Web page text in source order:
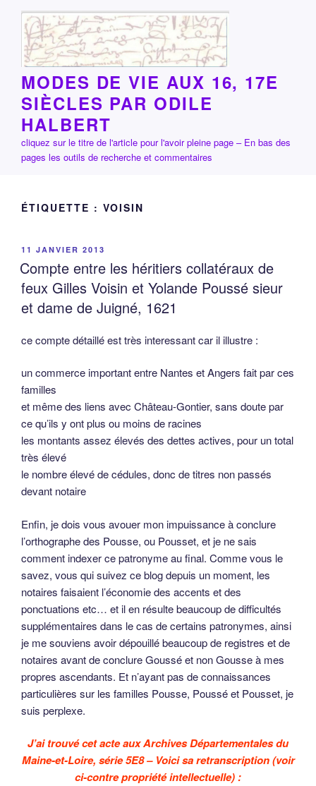
contenu
principal
MODES DE VIE AUX 16, 17E
SIÈCLES PAR ODILE
HALBERT
cliquez sur le titre de l'article pour l'avoir pleine page – En bas des
pages les outils de recherche et commentaires
ÉTIQUETTE : VOISIN
PUBLIÉ
LE
11 JANVIER 2013
Compte entre les héritiers collatéraux de
feux Gilles Voisin et Yolande Poussé sieur
et dame de Juigné, 1621
ce compte détaillé est très interessant car il illustre :
un commerce important entre Nantes et Angers fait par ces
familles
et même des liens avec Château-Gontier, sans doute par
ce qu’ils y ont plus ou moins de racines
les montants assez élevés des dettes actives, pour un total
très élevé
le nombre élevé de cédules, donc de titres non passés
devant notaire
Enfin, je dois vous avouer mon impuissance à conclure
l’orthographe des Pousse, ou Pousset, et je ne sais
comment indexer ce patronyme au final. Comme vous le
savez, vous qui suivez ce blog depuis un moment, les
notaires faisaient l’économie des accents et des
ponctuations etc… et il en résulte beaucoup de difficultés
supplémentaires dans le cas de certains patronymes, ainsi
je me souviens avoir dépouillé beaucoup de registres et de
notaires avant de conclure Goussé et non Gousse à mes
propres ascendants. Et n’ayant pas de connaissances
particulières sur les familles Pousse, Poussé et Pousset, je
suis perplexe.
J’ai trouvé cet acte aux Archives Départementales du
Maine-et-Loire, série 5E8 – Voici sa retranscription (voir
ci-contre propriété intellectuelle) :